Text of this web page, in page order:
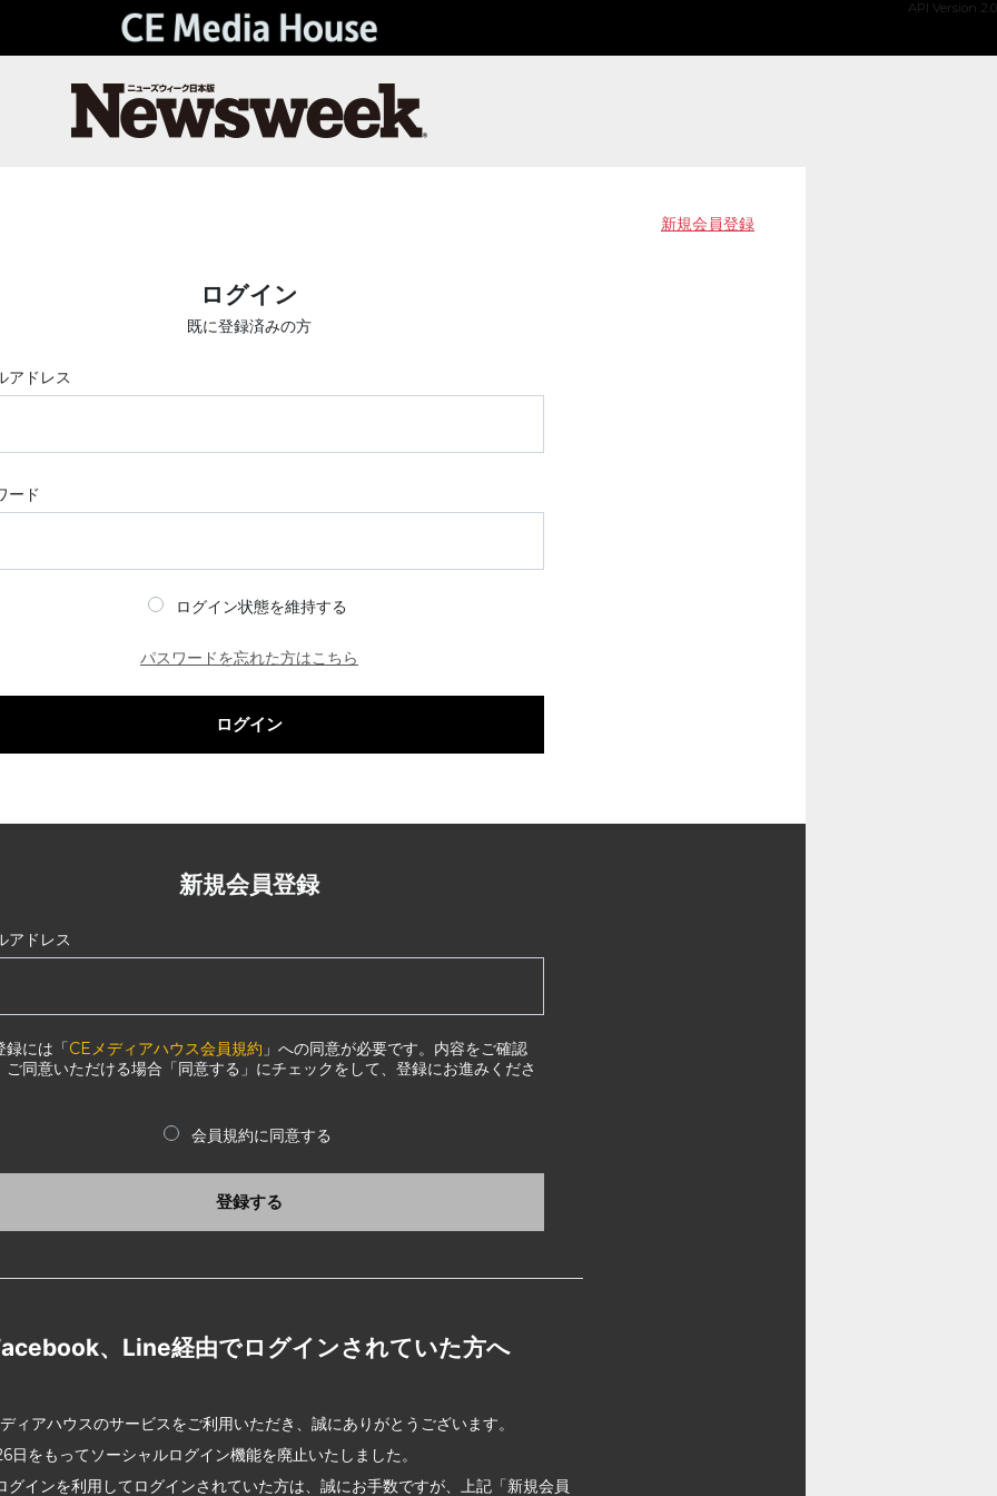
API Version 2.0
新規会員登録
ログイン
既に登録済みの方
アドレス
ード
ログイン状態を維持する
パスワードを忘れた方はこちら
ログイン
新規会員登録
アドレス
録には「CEメディアハウス会員規約 」への同意が必要です。内容をご確認
ご同意いただける場合「同意する」にチェックをして、登録にお進みくださ
会員規約に同意する
登録する
、Line経由でログインされていた方へ
ィアハウスのサービスをご利用いただき、誠にありがとうございます。
日をもってソーシャルログイン機能を廃止いたしました。
グインを利用してログインされていた方は、誠にお手数ですが、上記「新規会員